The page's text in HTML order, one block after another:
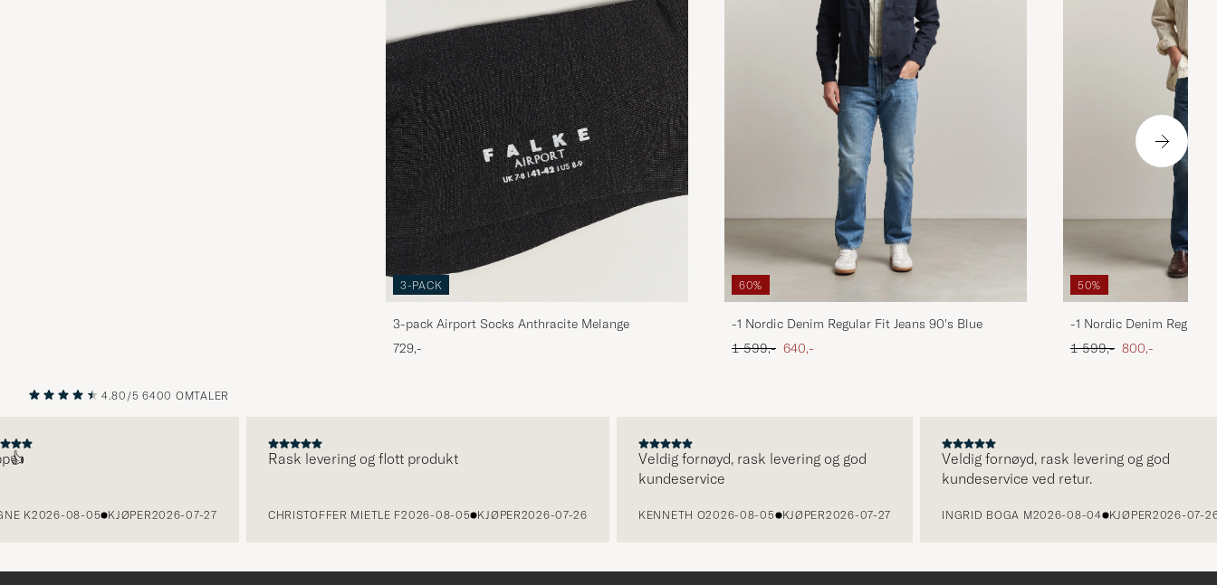
3-PACK
3-pack Airport Socks Anthracite Melange
729,-
60%
-1 Nordic Denim Regular Fit Jeans 90's Blue
Ordinær pris
1 599,- Nedsatt pris
640,-
50%
-1 Nordic Denim Regular
Ordinær pris
1 599,- Nedsatt pris
800,-
NESTE
4.80/5 6400 OMTALER
K 2026-08-05 KJØPER2026-07-27
Rask levering og flott produkt
CHRISTOFFER MIETLE F2026-08-05 KJØPER2026-07-26
Veldig fornøyd, rask levering og god
kundeservice
KENNETH O2026-08-05 KJØPER2026-07-27
Veldig fornøyd, rask levering og god
kundeservice ved retur.
INGRID BOGA M2026-08-04 KJØPER2026-07-26